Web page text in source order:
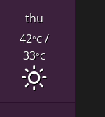
thu
42°C/
33°C